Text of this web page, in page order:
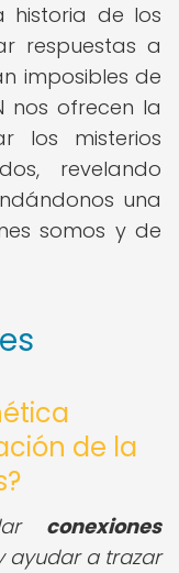
historia de los
respuestas a
imposibles de
nos ofrecen la
los misterios
revelando
una
somos y de
de la
conexiones
ayudar a trazar